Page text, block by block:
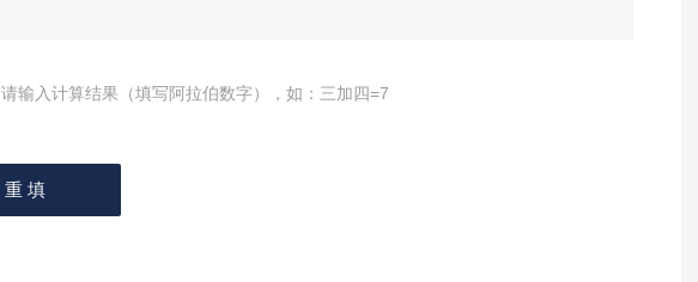
请输入计算结果（填写阿拉伯数字），如：三加四=7